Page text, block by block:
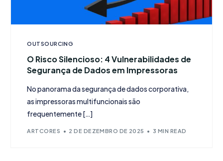
OUTSOURCING
O Risco Silencioso: 4 Vulnerabilidades de
Segurança de Dados em Impressoras
No panorama da segurança de dados corporativa,
as impressoras multifuncionais são
frequentemente […]
ARTCORES 2 DE DEZEMBRO DE 2025 3 MIN READ